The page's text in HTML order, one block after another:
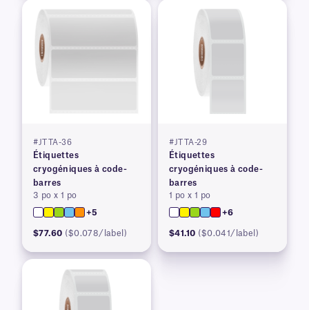
#JTTA-36
Étiquettes
cryogéniques à code-
barres
3 po x 1 po
+5
$77.60 ($0.078/label)
#JTTA-29
Étiquettes
cryogéniques à code-
barres
1 po x 1 po
+6
$41.10 ($0.041/label)